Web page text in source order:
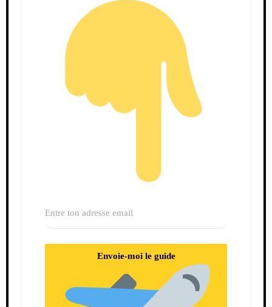
Envoie-moi le guide